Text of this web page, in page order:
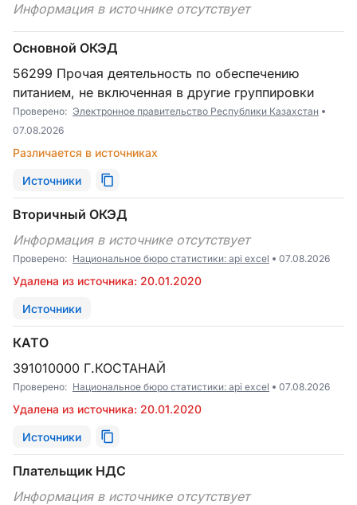
Информация в источнике отсутствует
Основной ОКЭД
56299 Прочая деятельность по обеспечению
питанием, не включенная в другие группировки
Проверено: Электронное правительство Республики Казахстан
07.08.2026
Различается в источниках
Источники
Вторичный ОКЭД
Информация в источнике отсутствует
Проверено: Национальное бюро статистики: api excel 07.08.2026
Удалена из источника: 20.01.2020
Источники
КАТО
391010000 Г.КОСТАНАЙ
Проверено: Национальное бюро статистики: api excel 07.08.2026
Удалена из источника: 20.01.2020
Источники
Плательщик НДС
Информация в источнике отсутствует